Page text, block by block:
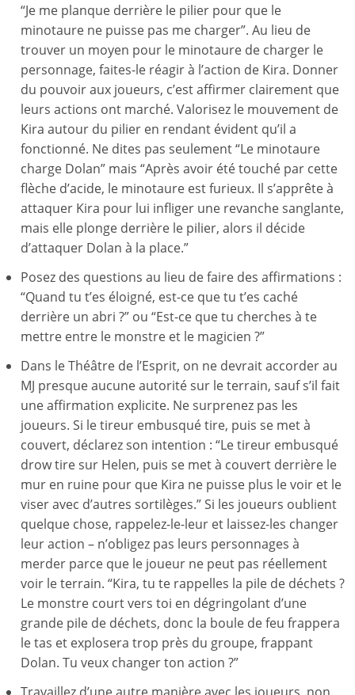
“Je me planque derrière le pilier pour que le
minotaure ne puisse pas me charger”. Au lieu de
trouver un moyen pour le minotaure de charger le
personnage, faites-le réagir à l’action de Kira. Donner
du pouvoir aux joueurs, c’est affirmer clairement que
leurs actions ont marché. Valorisez le mouvement de
Kira autour du pilier en rendant évident qu’il a
fonctionné. Ne dites pas seulement “Le minotaure
charge Dolan” mais “Après avoir été touché par cette
flèche d’acide, le minotaure est furieux. Il s’apprête à
attaquer Kira pour lui infliger une revanche sanglante,
mais elle plonge derrière le pilier, alors il décide
d’attaquer Dolan à la place.”
Posez des questions au lieu de faire des affirmations :
“Quand tu t’es éloigné, est-ce que tu t’es caché
derrière un abri ?” ou “Est-ce que tu cherches à te
mettre entre le monstre et le magicien ?”
Dans le Théâtre de l’Esprit, on ne devrait accorder au
MJ presque aucune autorité sur le terrain, sauf s’il fait
une affirmation explicite. Ne surprenez pas les
joueurs. Si le tireur embusqué tire, puis se met à
couvert, déclarez son intention : “Le tireur embusqué
drow tire sur Helen, puis se met à couvert derrière le
mur en ruine pour que Kira ne puisse plus le voir et le
viser avec d’autres sortilèges.” Si les joueurs oublient
quelque chose, rappelez-le-leur et laissez-les changer
leur action – n’obligez pas leurs personnages à
merder parce que le joueur ne peut pas réellement
voir le terrain. “Kira, tu te rappelles la pile de déchets ?
Le monstre court vers toi en dégringolant d’une
grande pile de déchets, donc la boule de feu frappera
le tas et explosera trop près du groupe, frappant
Dolan. Tu veux changer ton action ?”